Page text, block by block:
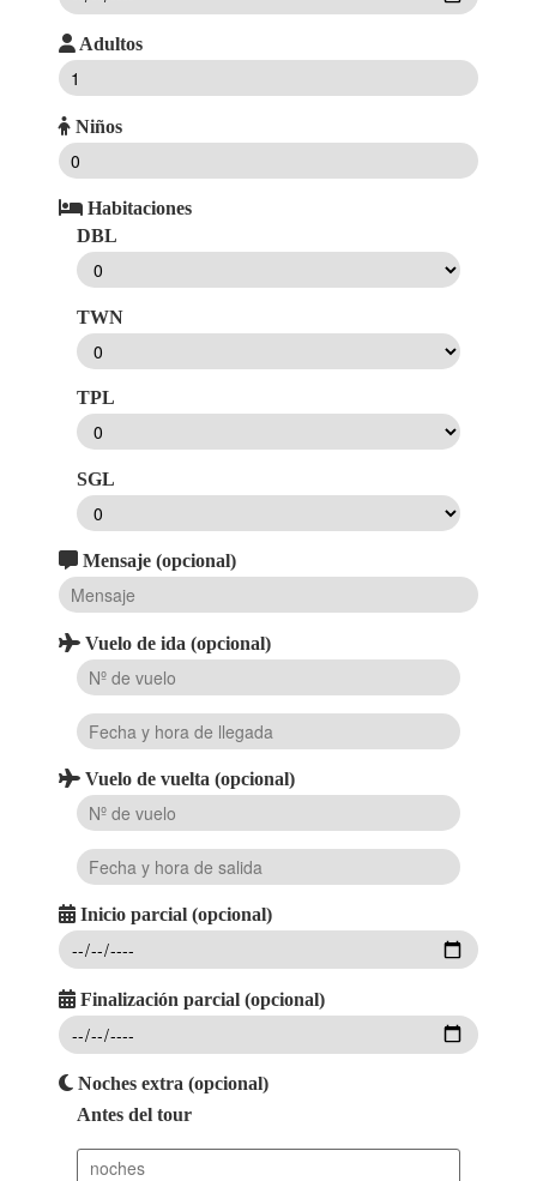
Adultos
Niños
Habitaciones
DBL
TWN
TPL
SGL
Mensaje (opcional)
Vuelo de ida (opcional)
Vuelo de vuelta (opcional)
Inicio parcial (opcional)
Finalización parcial (opcional)
Noches extra (opcional)
Antes del tour